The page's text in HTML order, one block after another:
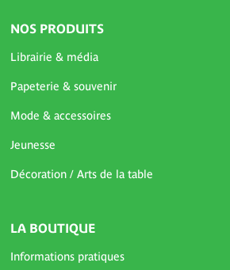
NOS PRODUITS
Librairie & média
Papeterie & souvenir
Mode & accessoires
Jeunesse
Décoration / Arts de la table
LA BOUTIQUE
Informations pratiques